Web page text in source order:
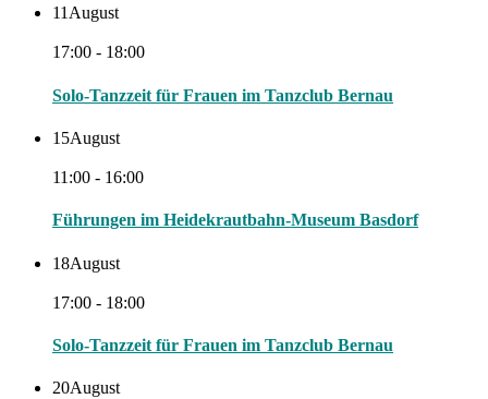
11August
17:00 - 18:00
Solo-Tanzzeit für Frauen im Tanzclub Bernau
15August
11:00 - 16:00
Führungen im Heidekrautbahn-Museum Basdorf
18August
17:00 - 18:00
Solo-Tanzzeit für Frauen im Tanzclub Bernau
20August